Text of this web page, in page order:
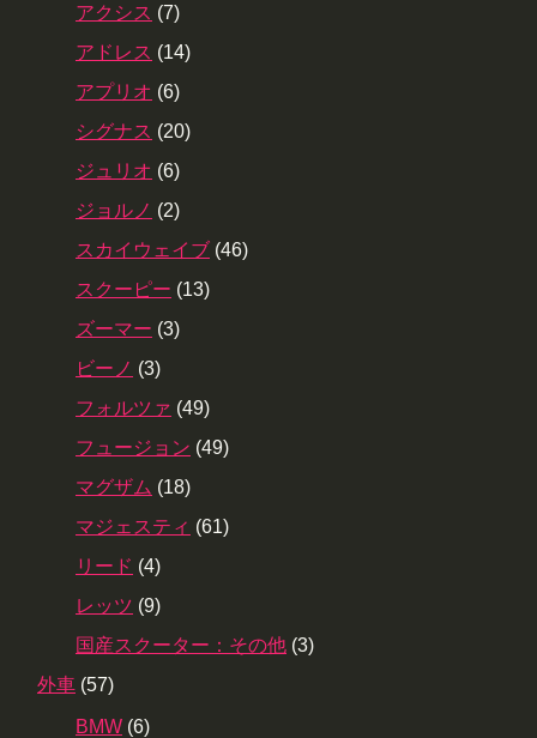
アクシス (7)
アドレス (14)
アプリオ (6)
シグナス (20)
ジュリオ (6)
ジョルノ (2)
スカイウェイブ (46)
スクーピー (13)
ズーマー (3)
ビーノ (3)
フォルツァ (49)
フュージョン (49)
マグザム (18)
マジェスティ (61)
リード (4)
レッツ (9)
国産スクーター：その他 (3)
外車 (57)
BMW (6)